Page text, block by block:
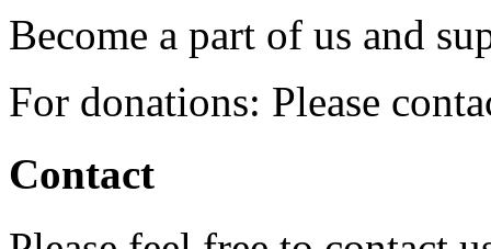
Become a part of us and
For donations: Please
Contact